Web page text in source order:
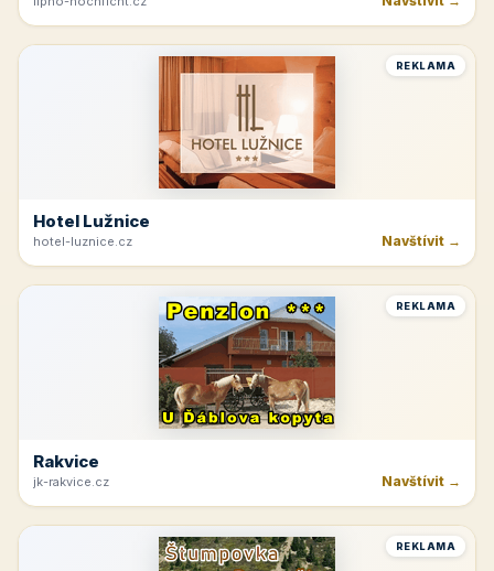
REKLAMA
Hotel Lužnice
hotel-luznice.cz Navštívit →
REKLAMA
Rakvice
jk-rakvice.cz Navštívit →
REKLAMA